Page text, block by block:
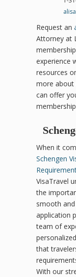
Request an
Attorney at
experience
resources
more about
can offer
When it
Schengen
VisaTravel
the
smooth
application
team of
that
With our